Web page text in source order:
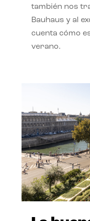
también nos
Bauhaus y al
cuenta cómo
verano.